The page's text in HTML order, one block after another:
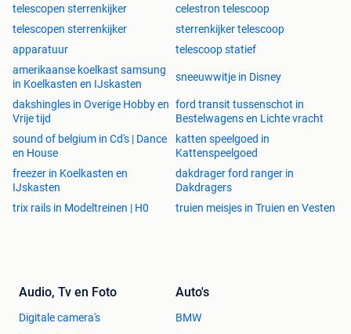
telescopen sterrenkijker
celestron telescoop
telescopen sterrenkijker
sterrenkijker telescoop
apparatuur
telescoop statief
amerikaanse koelkast samsung
in Koelkasten en IJskasten
sneeuwwitje in Disney
dakshingles in Overige Hobby en
Vrije tijd
ford transit tussenschot in
Bestelwagens en Lichte vracht
sound of belgium in Cd's | Dance
en House
katten speelgoed in
Kattenspeelgoed
freezer in Koelkasten en
IJskasten
dakdrager ford ranger in
Dakdragers
trix rails in Modeltreinen | H0
truien meisjes in Truien en Vesten
Audio, Tv en Foto
Digitale camera's
Auto's
BMW